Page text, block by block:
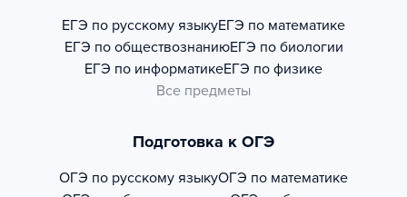
ЕГЭ по русскому языкуЕГЭ по математике
ЕГЭ по обществознаниюЕГЭ по биологии
ЕГЭ по информатикеЕГЭ по физике
Все предметы
Подготовка к ОГЭ
ОГЭ по русскому языкуОГЭ по математике